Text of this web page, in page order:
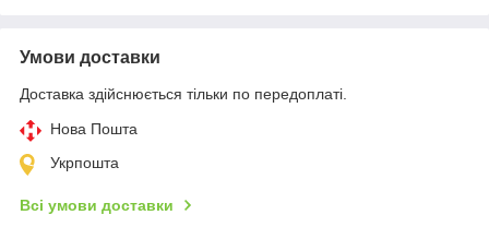
Умови доставки
Доставка здійснюється тільки по передоплаті.
Нова Пошта
Укрпошта
Всі умови доставки